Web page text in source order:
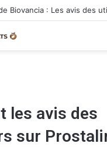
Biovancia : Les avis des
les avis des
sur